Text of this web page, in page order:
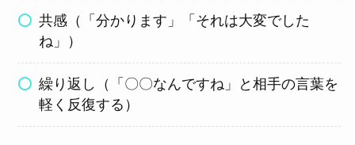
共感（「分かります」「それは大変でした
ね」）
繰り返し（「〇〇なんですね」と相手の言葉を
軽く反復する）